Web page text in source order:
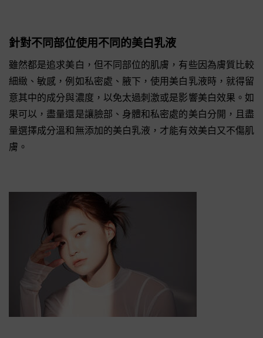
針對不同部位使用不同的美白乳液
雖然都是追求美白，但不同部位的肌膚，有些因為膚質比較
細緻、敏感，例如私密處、腋下，使用美白乳液時，就得留
意其中的成分與濃度，以免太過刺激或是影響美白效果。如
果可以，盡量還是讓臉部、身體和私密處的美白分開，且盡
量選擇成分溫和無添加的美白乳液，才能有效美白又不傷肌
膚。